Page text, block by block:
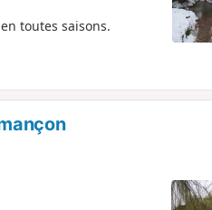
toutes saisons.